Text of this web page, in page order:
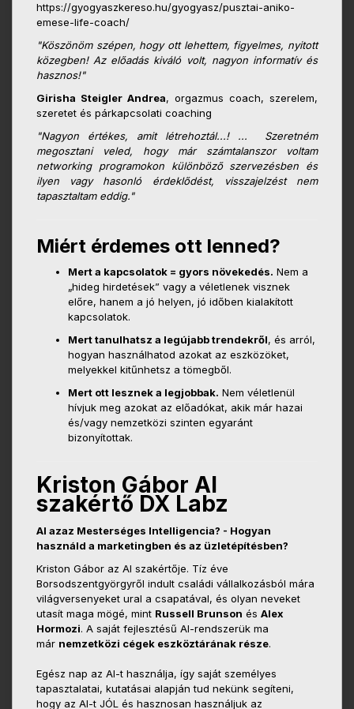
https://gyogyaszkereso.hu/gyogyasz/pusztai-aniko-
emese-life-coach/
"Köszönöm szépen, hogy ott lehettem, figyelmes, nyitott
közegben! Az előadás kiváló volt, nagyon informatív és
hasznos!"
Girisha Steigler Andrea, orgazmus coach, szerelem,
szeretet és párkapcsolati coaching
"Nagyon értékes, amit létrehoztál...! ... Szeretném
megosztani veled, hogy már számtalanszor voltam
networking programokon különböző szervezésben és
ilyen vagy hasonló érdeklődést, visszajelzést nem
tapasztaltam eddig."
Miért érdemes ott lenned?
Mert a kapcsolatok = gyors növekedés. Nem a
„hideg hirdetések” vagy a véletlenek visznek
előre, hanem a jó helyen, jó időben kialakított
kapcsolatok.
Mert tanulhatsz a legújabb trendekről, és arról,
hogyan használhatod azokat az eszközöket,
melyekkel kitűnhetsz a tömegből.
Mert ott lesznek a legjobbak. Nem véletlenül
hívjuk meg azokat az előadókat, akik már hazai
és/vagy nemzetközi szinten egyaránt
bizonyítottak.
Kriston Gábor AI
szakértő DX Labz
AI azaz Mesterséges Intelligencia? - Hogyan
használd a marketingben és az üzletépítésben?
Kriston Gábor az AI szakértője. Tíz éve
Borsodszentgyörgyről indult családi vállalkozásból mára
világversenyeket ural a csapatával, és olyan neveket
utasít maga mögé, mint Russell Brunson és Alex
Hormozi. A saját fejlesztésű AI-rendszerük ma
már nemzetközi cégek eszköztárának része.
Egész nap az AI-t használja, így saját személyes
tapasztalatai, kutatásai alapján tud nekünk segíteni,
hogy az AI-t JÓL és hasznosan használjuk az